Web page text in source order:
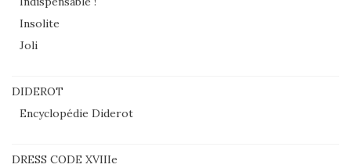
Insolite
Joli
DIDEROT
Encyclopédie Diderot
DRESS CODE XVIIIe